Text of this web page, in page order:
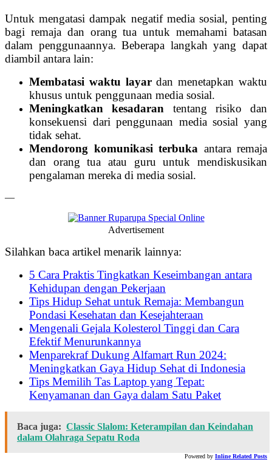
Untuk mengatasi dampak negatif media sosial, penting
bagi remaja dan orang tua untuk memahami batasan
dalam penggunaannya. Beberapa langkah yang dapat
diambil antara lain:
Membatasi waktu layardan menetapkan waktu
khusus untuk penggunaan media sosial.
Meningkatkan kesadaran tentang risiko dan
konsekuensi dari penggunaan media sosial yang
tidak sehat.
Mendorong komunikasi terbuka antara remaja
dan orang tua atau guru untuk mendiskusikan
pengalaman mereka di media sosial.
—
Advertisement
Silahkan baca artikel menarik lainnya:
5 Cara Praktis Tingkatkan Keseimbangan antara
Kehidupan dengan Pekerjaan
Tips Hidup Sehat untuk Remaja: Membangun
Pondasi Kesehatan dan Kesejahteraan
Mengenali Gejala Kolesterol Tinggi dan Cara
Efektif Menurunkannya
Menparekraf Dukung Alfamart Run 2024:
Meningkatkan Gaya Hidup Sehat di Indonesia
Tips Memilih Tas Laptop yang Tepat:
Kenyamanan dan Gaya dalam Satu Paket
Baca juga: Classic Slalom: Keterampilan dan Keindahan
dalam Olahraga Sepatu Roda
Powered by Inline Related Posts